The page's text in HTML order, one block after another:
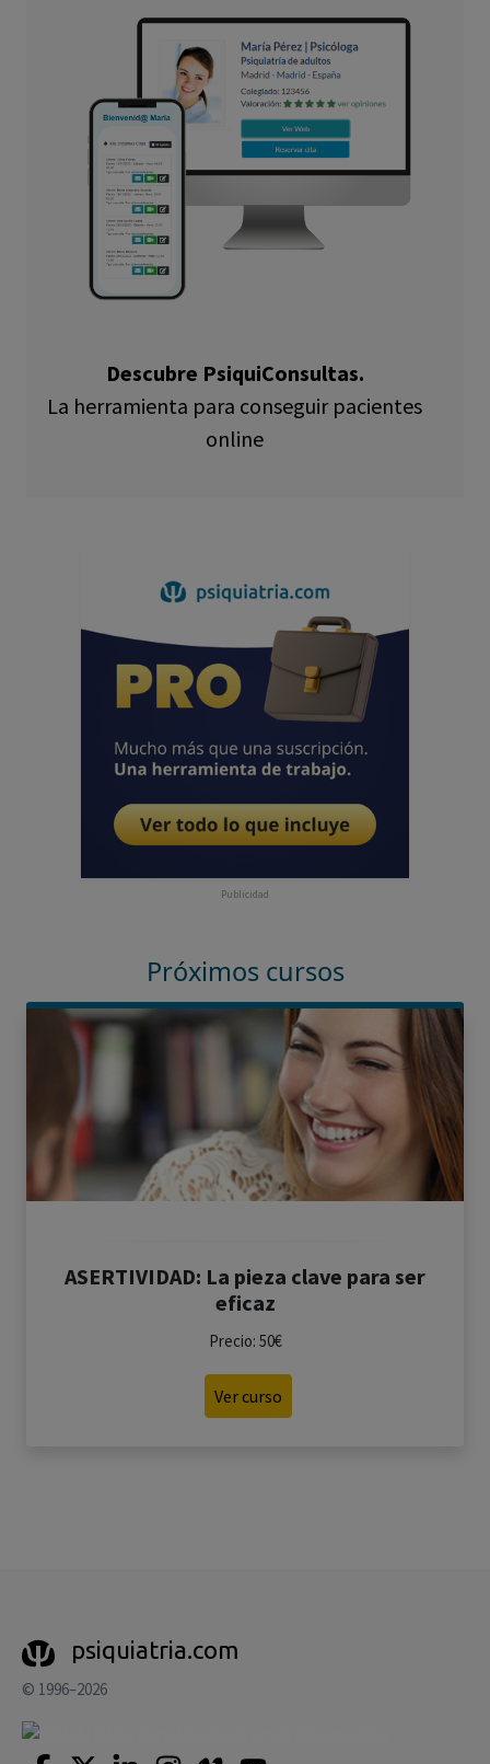
Descubre PsiquiConsultas.
La herramienta para conseguir pacientes
online
Publicidad
Próximos cursos
ASERTIVIDAD: La pieza clave para ser
eficaz
Precio: 50€
Ver curso
psiquiatria.com
© 1996–2026